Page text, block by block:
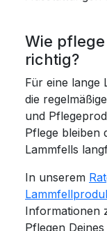
Wie
richtig?
Für eine lange
die
und
Pflege bleiben
Lammfells
In unserem
Informationen
Pflegen